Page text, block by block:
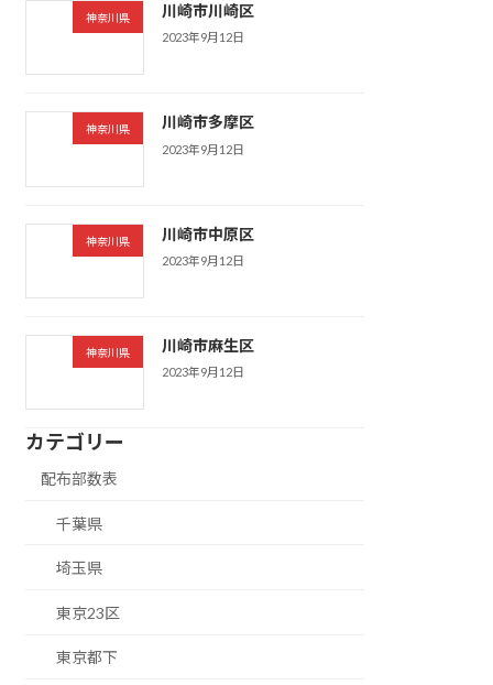
神奈川県 川崎市川崎区
2023年9月12日
神奈川県 川崎市多摩区
2023年9月12日
神奈川県 川崎市中原区
2023年9月12日
神奈川県 川崎市麻生区
2023年9月12日
カテゴリー
配布部数表
千葉県
埼玉県
東京23区
東京都下